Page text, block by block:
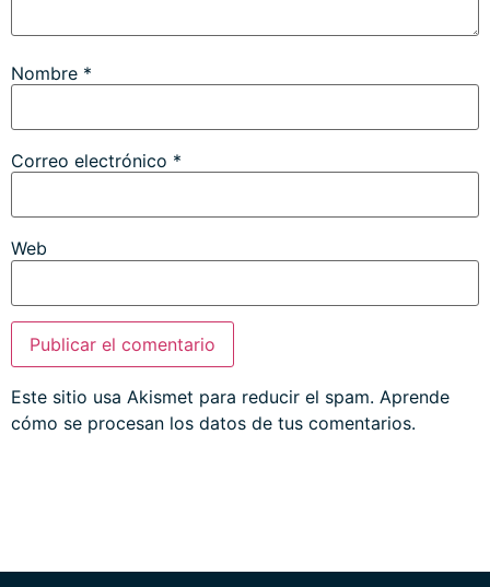
Nombre *
Correo electrónico *
Web
Este sitio usa Akismet para reducir el spam. Aprende
cómo se procesan los datos de tus comentarios.